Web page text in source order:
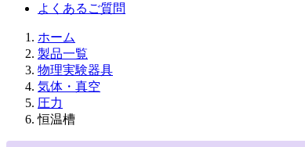
よくあるご質問
ホーム
製品一覧
物理実験器具
気体・真空
圧力
恒温槽